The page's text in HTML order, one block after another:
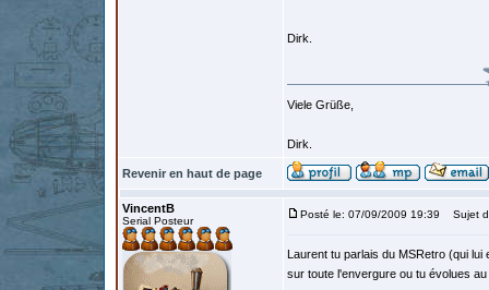
Dirk.
Viele Grüße,
Dirk.
Revenir en haut de page
VincentB
Serial Posteur
Posté le: 07/09/2009 19:39 Sujet
Laurent tu parlais du MSRetro (qui
sur toute l'envergure ou tu évolues